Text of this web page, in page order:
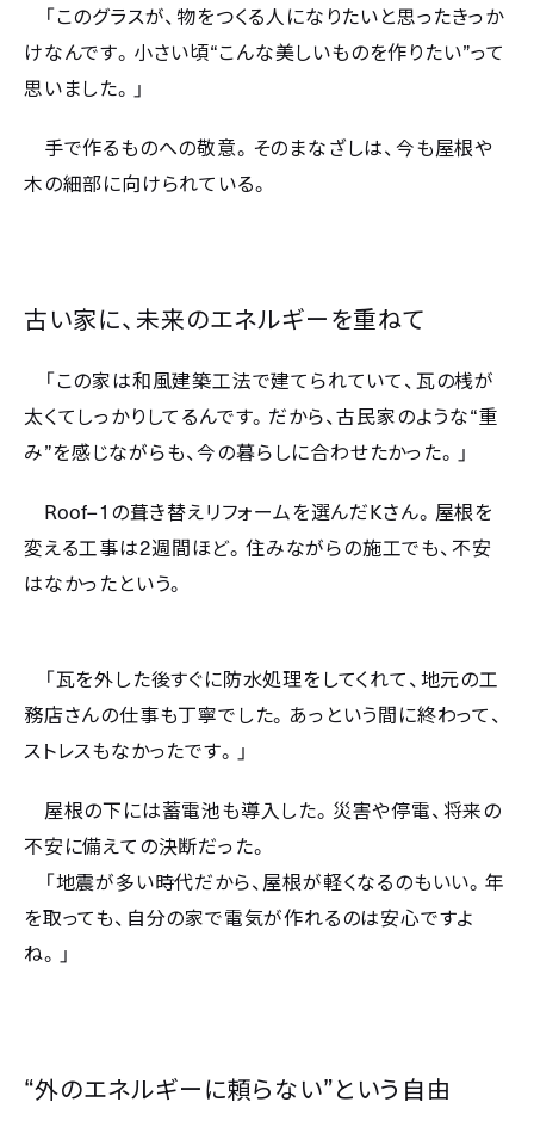
「このグラスが、物をつくる人になりたいと思ったきっか
けなんです。小さい頃“こんな美しいものを作りたい”って
思いました。」
手で作るものへの敬意。そのまなざしは、今も屋根や
木の細部に向けられている。
古い家に、未来のエネルギーを重ねて
「この家は和風建築工法で建てられていて、瓦の桟が
太くてしっかりしてるんです。だから、古民家のような“重
み”を感じながらも、今の暮らしに合わせたかった。」
Roof–1 の葺き替えリフォームを選んだKさん。屋根を
変える工事は2週間ほど。住みながらの施工でも、不安
はなかったという。
「瓦を外した後すぐに防水処理をしてくれて、地元の工
務店さんの仕事も丁寧でした。あっという間に終わって、
ストレスもなかったです。」
屋根の下には蓄電池も導入した。災害や停電、将来の
不安に備えての決断だった。
「地震が多い時代だから、屋根が軽くなるのもいい。年
を取っても、自分の家で電気が作れるのは安心ですよ
ね。」
“外のエネルギーに頼らない”という自由